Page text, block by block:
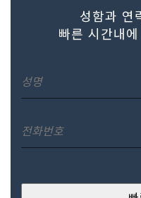
성함과 연
빠른 시간내